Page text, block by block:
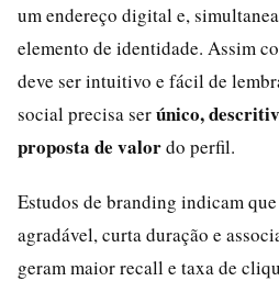
um endereço digital e,
elemento de identidade. Assim
deve ser intuitivo e fácil de
social precisa serúnico,
proposta de valordo perfil.
Estudos de branding indicam
agradável, curta duração e
geram maior recall e taxa de